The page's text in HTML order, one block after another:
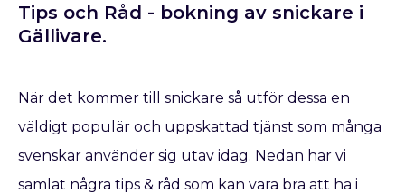
Tips och Råd - bokning av snickare​ i
Gällivare.
När det kommer till snickare så utför dessa en
väldigt populär och uppskattad tjänst som många
svenskar använder sig utav idag. Nedan har vi
samlat några tips & råd som kan vara bra att ha i